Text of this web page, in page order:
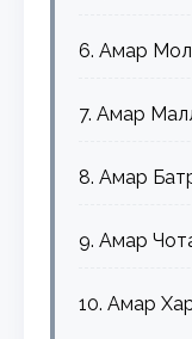
6. Амар
7. Амар
8. Амар
9. Амар
10. Амар